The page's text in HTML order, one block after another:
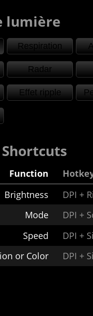
lumière
Respiration
Radar
Effet ripple
Function
Brightness
DPI +
Mode
DPI +
Speed
DPI +
or Color
DPI +